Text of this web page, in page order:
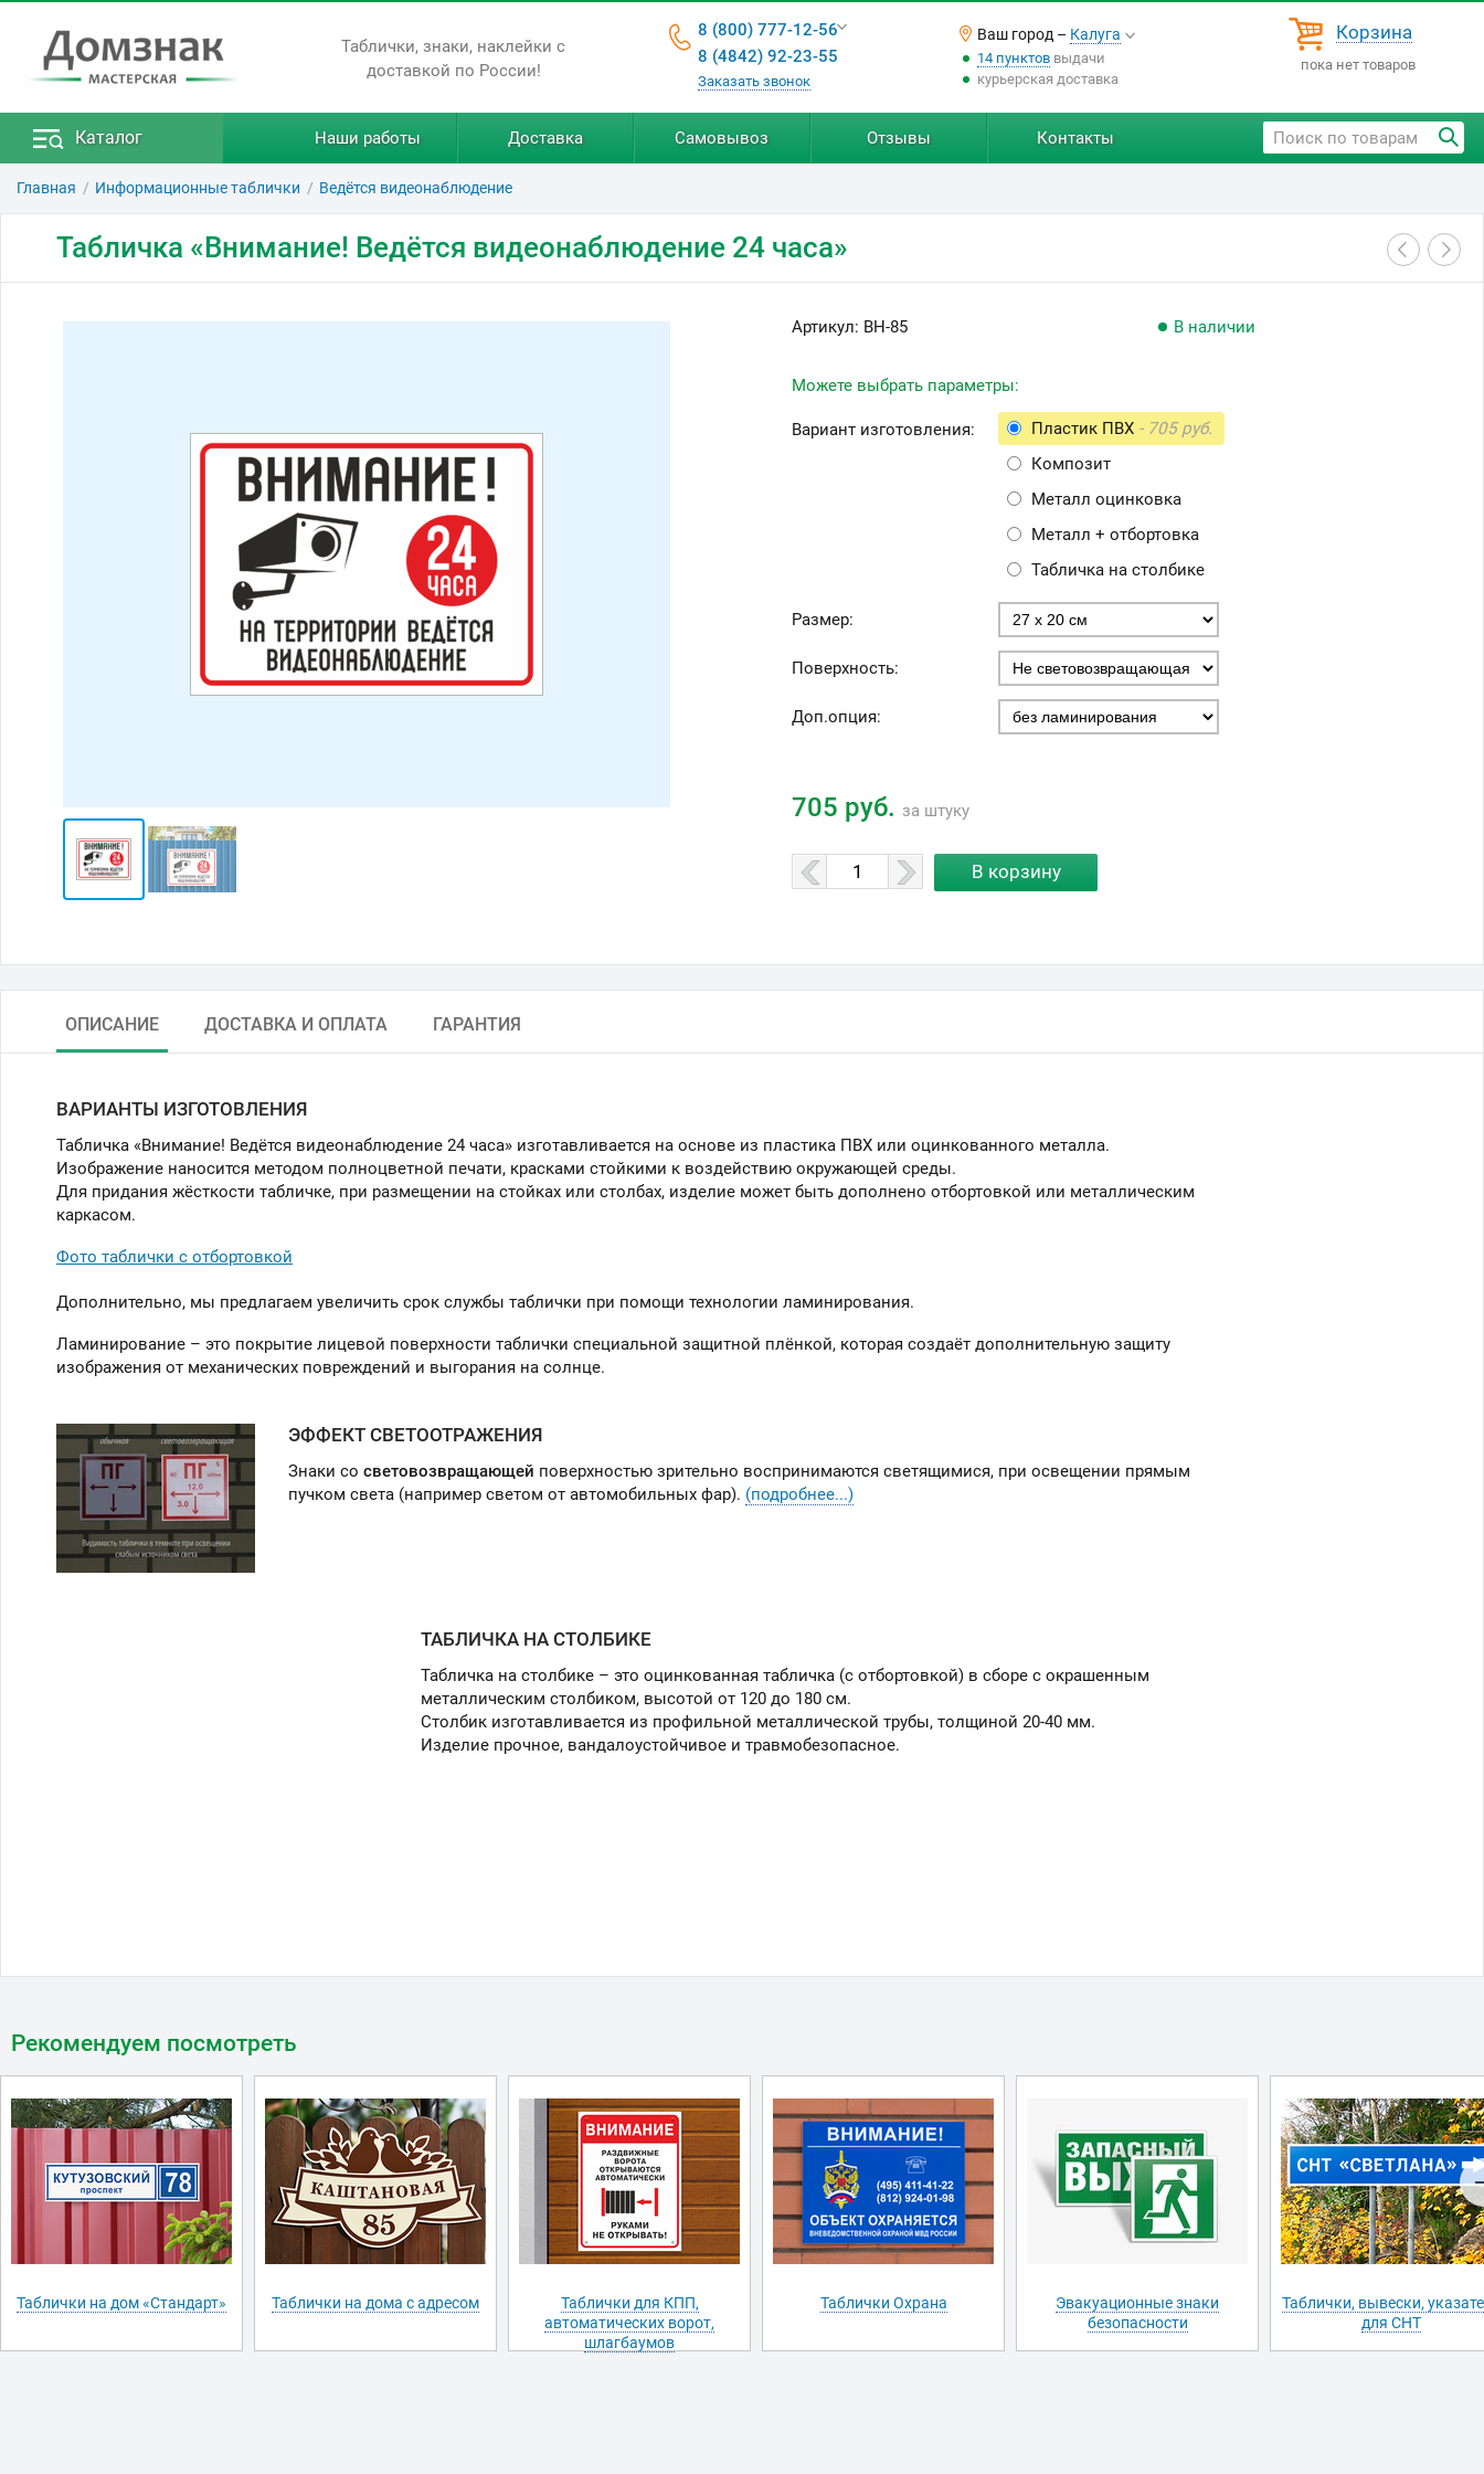
Таблички, знаки, наклейки с
доставкой по России!
8 (800) 777-12-56
8 (4842) 92-23-55
Заказать звонок
Ваш город – Калуга
14 пунктоввыдачи
курьерская доставка
Корзина
пока нет товаров
Каталог Наши работы Доставка Самовывоз Отзывы Контакты
Главная Информационные таблички Ведётся видеонаблюдение
Табличка «Внимание! Ведётся видеонаблюдение 24 часа»
Артикул: ВН-85 В наличии
Можете выбрать параметры:
Вариант изготовления: Пластик ПВХ - 705 руб.
Композит
Металл оцинковка
Металл + отбортовка
Табличка на столбике
Размер:
Поверхность:
Доп.опция:
705 руб. за штуку
ОПИСАНИЕ ДОСТАВКА И ОПЛАТА ГАРАНТИЯ
ВАРИАНТЫ ИЗГОТОВЛЕНИЯ
Табличка «Внимание! Ведётся видеонаблюдение 24 часа» изготавливается на основе из пластика ПВХ или оцинкованного металла.
Изображение наносится методом полноцветной печати, красками стойкими к воздействию окружающей среды.
Для придания жёсткости табличке, при размещении на стойках или столбах, изделие может быть дополнено отбортовкой или металлическим
каркасом.
Фото таблички с отбортовкой
Дополнительно, мы предлагаем увеличить срок службы таблички при помощи технологии ламинирования.
Ламинирование – это покрытие лицевой поверхности таблички специальной защитной плёнкой, которая создаёт дополнительную защиту
изображения от механических повреждений и выгорания на солнце.
ЭФФЕКТ СВЕТООТРАЖЕНИЯ
Знаки со световозвращающей поверхностью зрительно воспринимаются светящимися, при освещении прямым
пучком света (например светом от автомобильных фар). (подробнее...)
ТАБЛИЧКА НА СТОЛБИКЕ
Табличка на столбике – это оцинкованная табличка (с отбортовкой) в сборе с окрашенным
металлическим столбиком, высотой от 120 до 180 см.
Столбик изготавливается из профильной металлической трубы, толщиной 20-40 мм.
Изделие прочное, вандалоустойчивое и травмобезопасное.
Рекомендуем посмотреть
Таблички на дом «Стандарт» Таблички на дома с адресом
Таблички для КПП,
автоматических ворот,
шлагбаумов
Таблички Охрана
Эвакуационные знаки
безопасности
Таблички, вывески,
для СНТ